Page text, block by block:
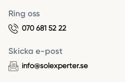
Ring oss
070 681 52 22
Skicka e-post
info@solexperter.se